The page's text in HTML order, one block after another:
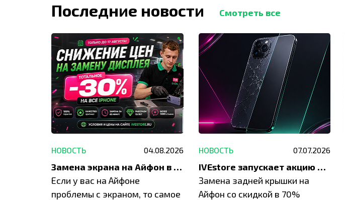
Последние новости Смотреть все
НОВОСТЬ 04.08.2026
Замена экрана на Айфон в Москве и Балашихе
Если у вас на Айфоне
проблемы с экраном, то самое
НОВОСТЬ 07.07.2026
IVEstore запускает акцию на замену заднего стекла
Замена задней крышки на
Айфон со скидкой в 70%